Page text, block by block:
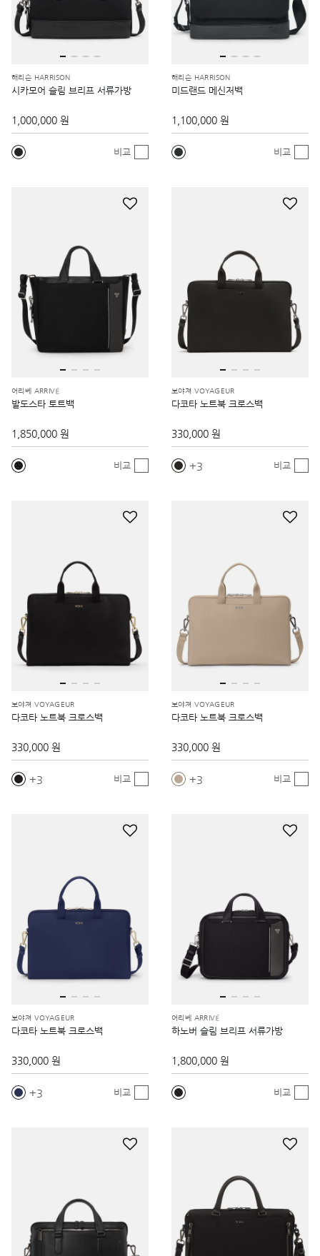
해리슨 HARRISON
시카모어 슬림 브리프 서류가방
1,000,000 원
비교
해리슨 HARRISON
미드랜드 메신저백
1,100,000 원
비교
어리베 ARRIVÉ
발도스타 토트백
1,850,000 원
비교
보야져 VOYAGEUR
다코타 노트북 크로스백
330,000 원
3 비교
보야져 VOYAGEUR
다코타 노트북 크로스백
330,000 원
3 비교
보야져 VOYAGEUR
다코타 노트북 크로스백
330,000 원
3 비교
보야져 VOYAGEUR
다코타 노트북 크로스백
330,000 원
3 비교
어리베 ARRIVÉ
하노버 슬림 브리프 서류가방
1,800,000 원
비교